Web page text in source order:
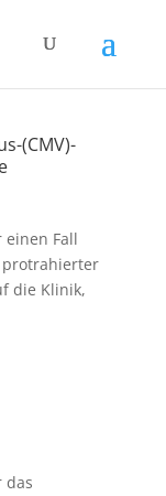
(CMV)-
einen Fall
protrahierter
die Klinik,
das